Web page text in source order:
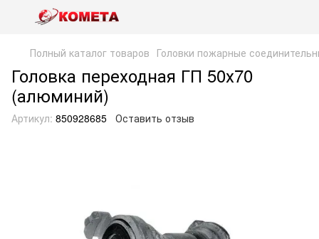
Полный каталог товаров Головки пожарные
Головка переходная ГП 50х70
(алюминий)
Артикул: 850928685 Оставить отзыв